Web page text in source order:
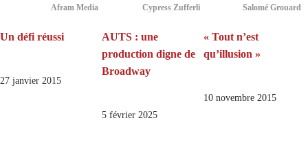
Afram Media
Un défi réussi
27 janvier 2015
Cypress Zufferli
AUTS : une
production digne de
Broadway
5 février 2025
Salomé Grouard
« Tout n’est
qu’illusion »
10 novembre 2015